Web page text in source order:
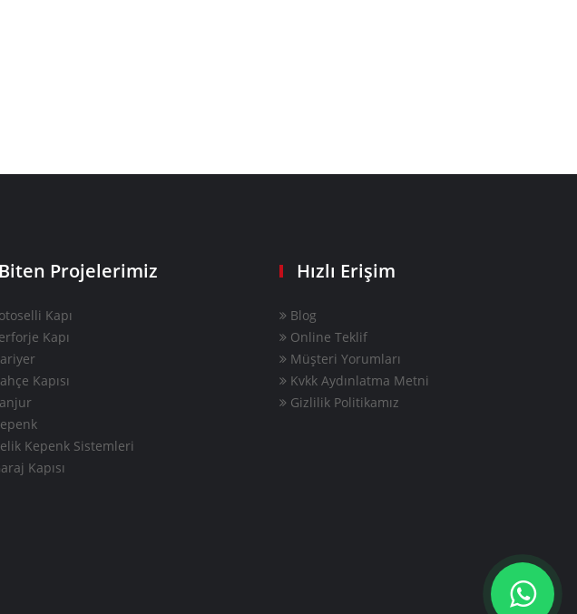
Biten Projelerimiz
Kapı
Kapı
Kapısı
Kepenk Sistemleri
Kapısı
Hızlı Erişim
Blog
Online Teklif
Müşteri Yorumları
Kvkk Aydınlatma Metni
Gizlilik Politikamız